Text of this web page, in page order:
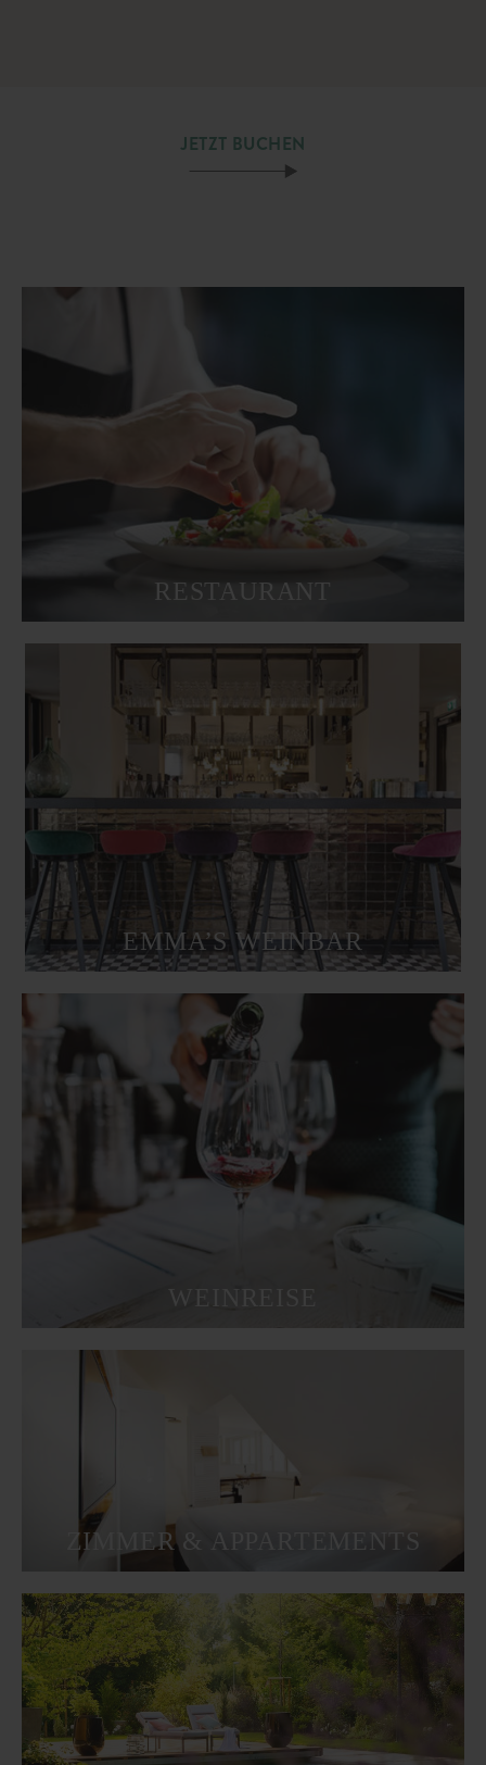
JETZT BUCHEN
RESTAURANT
EMMA’S WEINBAR
WEINREISE
ZIMMER & APPARTEMENTS